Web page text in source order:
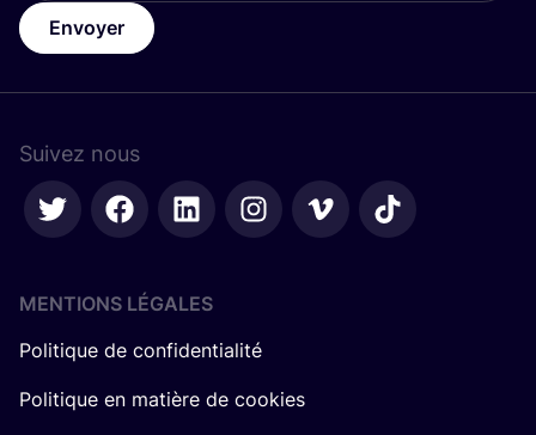
Envoyer
Suivez nous
MENTIONS LÉGALES
Politique de confidentialité
Politique en matière de cookies